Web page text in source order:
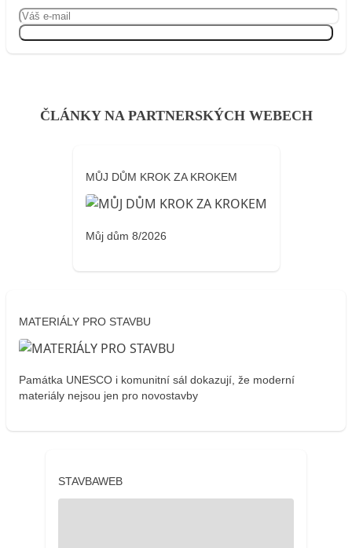
ČLÁNKY NA PARTNERSKÝCH WEBECH
MŮJ DŮM KROK ZA KROKEM
Můj dům 8/2026
MATERIÁLY PRO STAVBU
Památka UNESCO i komunitní sál dokazují, že moderní
materiály nejsou jen pro novostavby
STAVBAWEB